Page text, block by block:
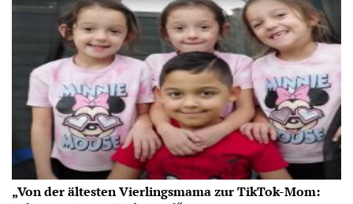
„Von der ältesten Vierlingsmama zur TikTok-Mom: